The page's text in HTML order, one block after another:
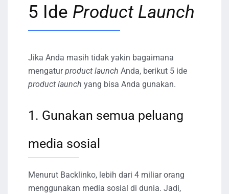
5 Ide Product Launch
Jika Anda masih tidak yakin bagaimana
mengaturproduct launch Anda, berikut 5 ide
product launch yang bisa Anda gunakan.
1. Gunakan semua peluang
media sosial
Menurut Backlinko, lebih dari 4 miliar orang
menggunakan media sosial di dunia. Jadi,